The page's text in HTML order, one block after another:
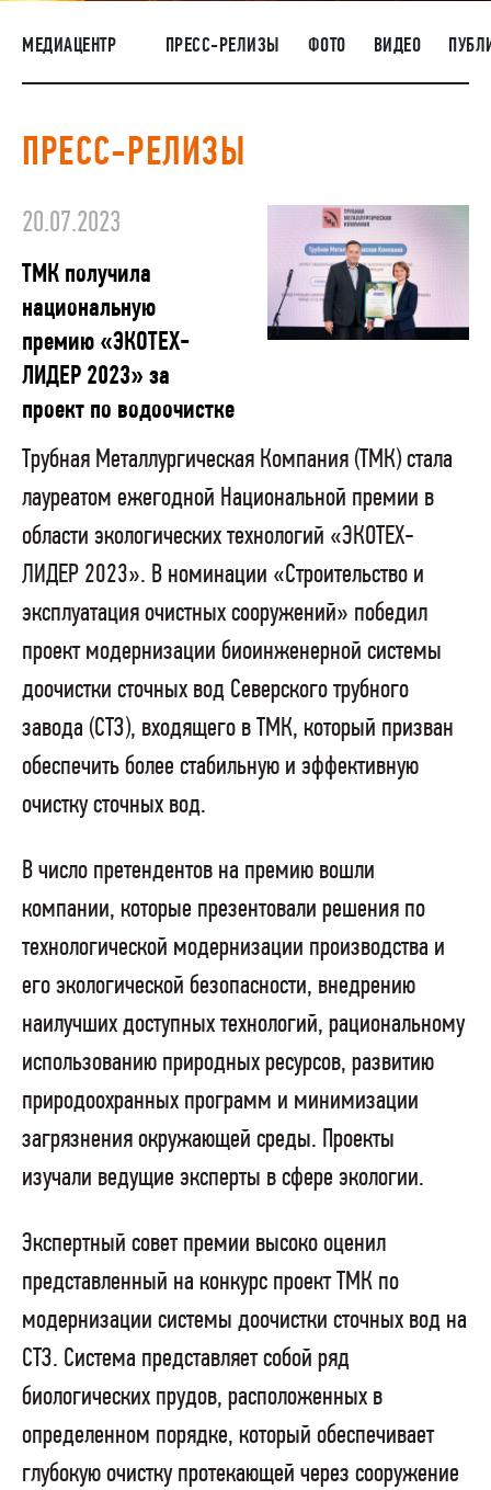
НАШИ ЛЮДИ
ОКРУЖАЮЩАЯ СРЕДА
ЗАКУПКИ
МЕДИАЦЕНТР ПРЕСС-РЕЛИЗЫ ФОТО ВИДЕО
ПРЕСС-РЕЛИЗЫ
20.07.2023
ТМК получила
национальную
премию «ЭКОТЕХ-
ЛИДЕР 2023» за
проект по водоочистке
Трубная Металлургическая Компания (ТМК) стала
лауреатом ежегодной Национальной премии в
области экологических технологий «ЭКОТЕХ-
ЛИДЕР 2023». В номинации «Строительство и
эксплуатация очистных сооружений» победил
проект модернизации биоинженерной системы
доочистки сточных вод Северского трубного
завода (СТЗ), входящего в ТМК, который призван
обеспечить более стабильную и эффективную
очистку сточных вод.
В число претендентов на премию вошли
компании, которые презентовали решения по
технологической модернизации производства и
его экологической безопасности, внедрению
наилучших доступных технологий, рациональному
использованию природных ресурсов, развитию
природоохранных программ и минимизации
загрязнения окружающей среды. Проекты
изучали ведущие эксперты в сфере экологии.
Экспертный совет премии высоко оценил
представленный на конкурс проект ТМК по
модернизации системы доочистки сточных вод на
СТЗ. Система представляет собой ряд
биологических прудов, расположенных в
определенном порядке, который обеспечивает
глубокую очистку протекающей через сооружение